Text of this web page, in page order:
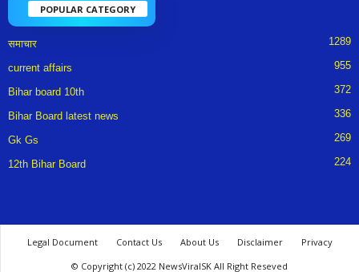
POPULAR CATEGORY
समाचार 1289
current affairs 955
Bihar board 10th 372
Bihar Board latest news 336
Gk Gs 269
12th Bihar Board 224
Legal Document Contact Us About Us Disclaimer
Privacy
© Copyright (c) 2022 NewsViralSK All Right Reseved